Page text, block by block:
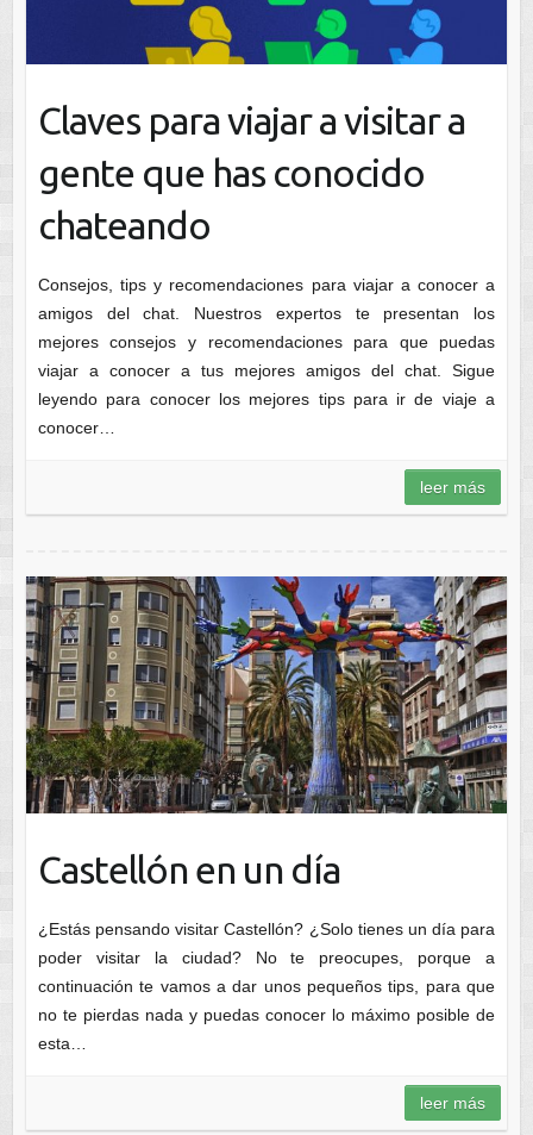
Claves para viajar a visitar a
gente que has conocido
chateando
Consejos, tips y recomendaciones para viajar a conocer a
amigos del chat. Nuestros expertos te presentan los
mejores consejos y recomendaciones para que puedas
viajar a conocer a tus mejores amigos del chat. Sigue
leyendo para conocer los mejores tips para ir de viaje a
conocer…
leer más
Castellón en un día
¿Estás pensando visitar Castellón? ¿Solo tienes un día para
poder visitar la ciudad? No te preocupes, porque a
continuación te vamos a dar unos pequeños tips, para que
no te pierdas nada y puedas conocer lo máximo posible de
esta…
leer más